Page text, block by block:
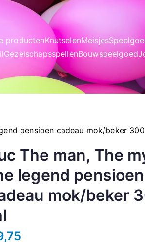
productenKnutselenMeisjes
GezelschapsspellenBouwspeelgoed
pensioen cadeau mok/beker
The man, The
legend pensioen
mok/beker